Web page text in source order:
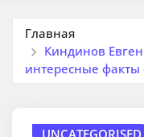
Главная
Киндинов
интересные
UNCATEGORISED